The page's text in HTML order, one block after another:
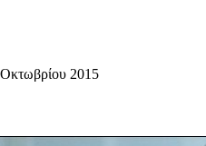
2015